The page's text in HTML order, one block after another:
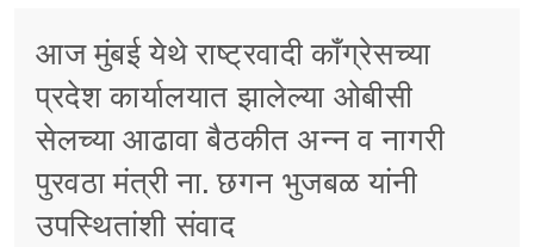
ok
संपादकीय
जॉब/ नोकरी
स्पर्धा परीक्षा
आज मुंबई येथे राष्ट्रवादी काँग्रेसच्या
प्रदेश कार्यालयात झालेल्या ओबीसी
सेलच्या आढावा बैठकीत अन्न व नागरी
पुरवठा मंत्री ना. छगन भुजबळ यांनी
उपस्थितांशी संवाद